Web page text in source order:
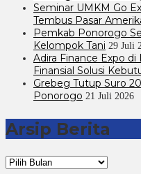
Seminar UMKM Go
Tembus Pasar
Pemkab Ponorogo
Kelompok Tani 29 Juli
Adira Finance Expo
Finansial Solusi
Grebeg Tutup Suro
Ponorogo 21 Juli 2026
Arsip Berita
Arsip
Berita